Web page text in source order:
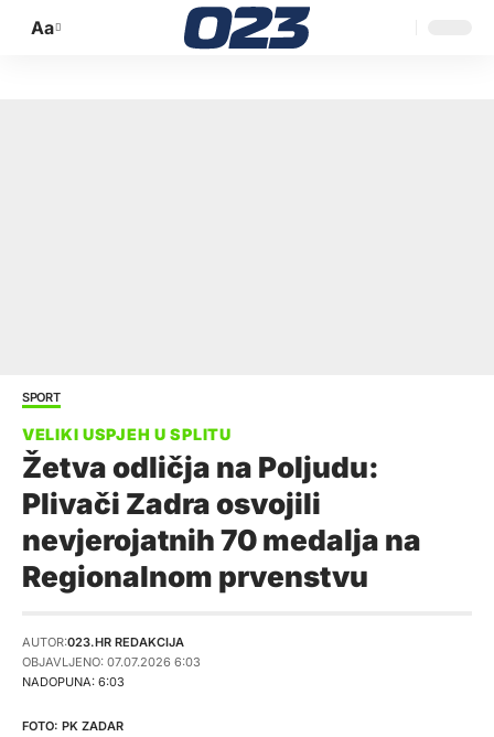
Promijeni
Aa
SPORT
Žetva odličja na Poljudu:
Plivači Zadra osvojili
nevjerojatnih 70 medalja na
Regionalnom prvenstvu
NADOPUNA: 6:03
AUTOR:023.HR REDAKCIJA
OBJAVLJENO: 07.07.2026 6:03
PK ZADAR